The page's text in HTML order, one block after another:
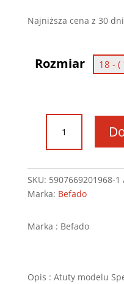
Najniższa cena z 30
Rozmiar
ilość
Obuwie
Befado
Speedy
-
SKU: 5907669201968-1
Marka: Befado
Marka : Befado
Opis : Atuty modelu